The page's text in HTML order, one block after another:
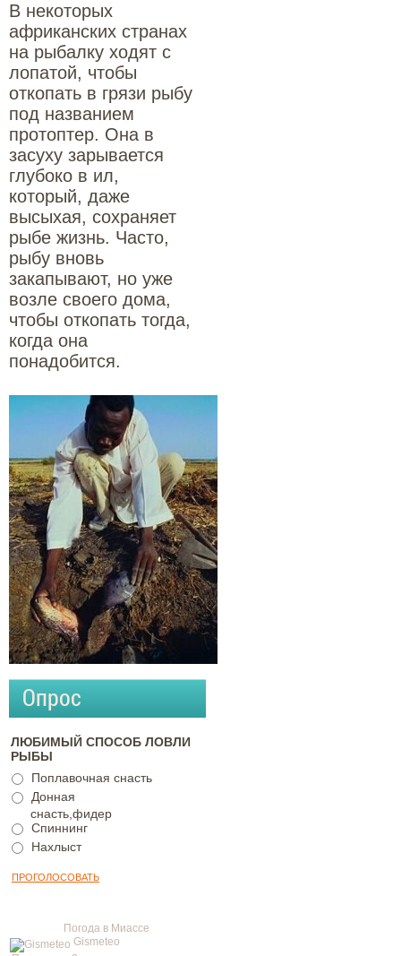
В некоторых
африканских странах
на рыбалку ходят с
лопатой, чтобы
откопать в грязи рыбу
под названием
протоптер. Она в
засуху зарывается
глубоко в ил,
который, даже
высыхая, сохраняет
рыбе жизнь. Часто,
рыбу вновь
закапывают, но уже
возле своего дома,
чтобы откопать тогда,
когда она
понадобится.
Опрос
ЛЮБИМЫЙ СПОСОБ ЛОВЛИ
РЫБЫ
Поплавочная снасть
Донная
снасть,фидер
Спиннинг
Нахлыст
Погода в Миассе
Gismeteo